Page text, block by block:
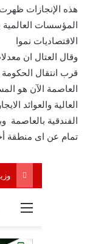
هذه الإنجازات ظهرت
المؤسسات
الاقتصاديات نموا
وقال العتال ان
العاصمة الآن هو
العالية والعوائد
الفندقية بالعاصمة
تمام عن اى منطقة